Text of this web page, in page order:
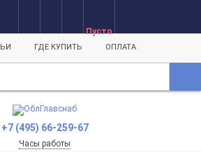
Пусто
ГДЕ КУПИТЬ ОПЛАТА
+7 (495) 66-259-67
Часы работы